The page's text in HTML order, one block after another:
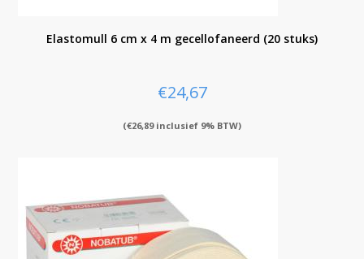
Elastomull 6 cm x 4 m gecellofaneerd (20 stuks)
€24,67
(€26,89inclusief 9% BTW)